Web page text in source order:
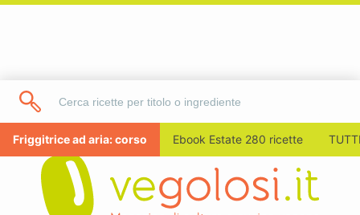
Friggitrice ad aria: corso Ebook Estate 280 ricette